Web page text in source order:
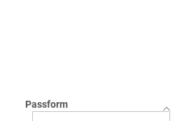
Passform